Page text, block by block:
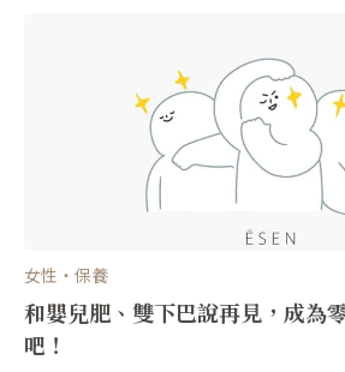
女性・保養
和嬰兒肥、雙下巴說再見，成為
吧！